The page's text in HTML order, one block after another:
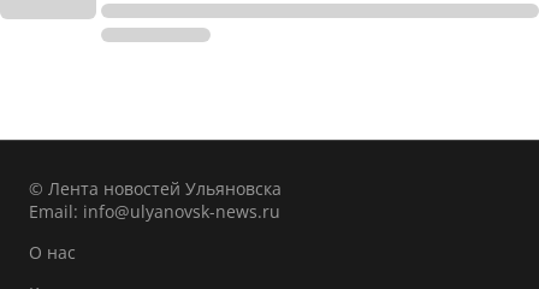
© Лента новостей Ульяновска
Email: info@ulyanovsk-news.ru
О нас